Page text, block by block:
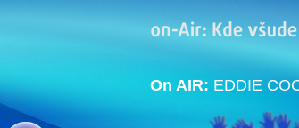
On AIR: EDDIE